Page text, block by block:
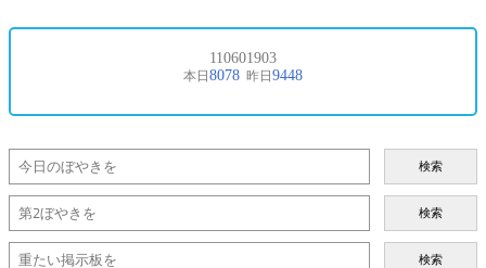
検索
検索
検索